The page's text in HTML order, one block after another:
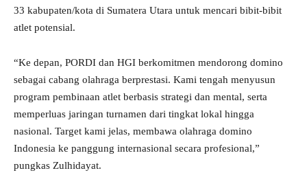
33 kabupaten/kota di Sumatera Utara untuk mencari bibit-bibit
atlet potensial.
“Ke depan, PORDI dan HGI berkomitmen mendorong domino
sebagai cabang olahraga berprestasi. Kami tengah menyusun
program pembinaan atlet berbasis strategi dan mental, serta
memperluas jaringan turnamen dari tingkat lokal hingga
nasional. Target kami jelas, membawa olahraga domino
Indonesia ke panggung internasional secara profesional,”
pungkas Zulhidayat.